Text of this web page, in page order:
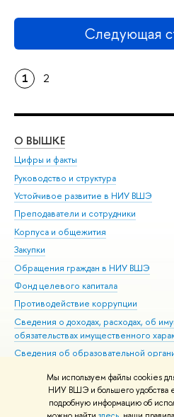
Мы используем файлы cookies
НИУ ВШЭ и большего удобства
подробную информацию об
Следующая
1 2
О ВЫШКЕ
Цифры и факты
Руководство и структура
Устойчивое развитие в НИУ ВШЭ
Преподаватели и сотрудники
Корпуса и общежития
Закупки
Обращения граждан в НИУ ВШЭ
Фонд целевого капитала
Противодействие коррупции
Сведения о доходах, расходах, об
обязательствах имущественного
Сведения об образовательной
Людям с ограниченными
Единая платежная страница
Работа в Вышке